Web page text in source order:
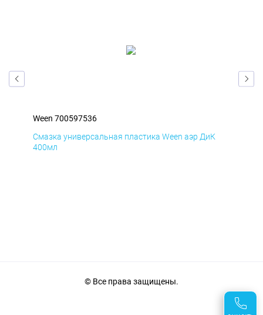
Ween 700597536
Смазка универсальная пластика Ween аэр ДиК
400мл
© Все права защищены.